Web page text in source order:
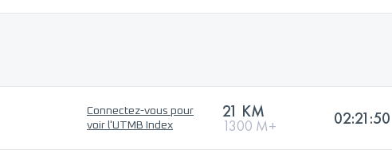
Connectez-vous pour
voir l'UTMB Index
21 KM
1300 M+ 02:21:50